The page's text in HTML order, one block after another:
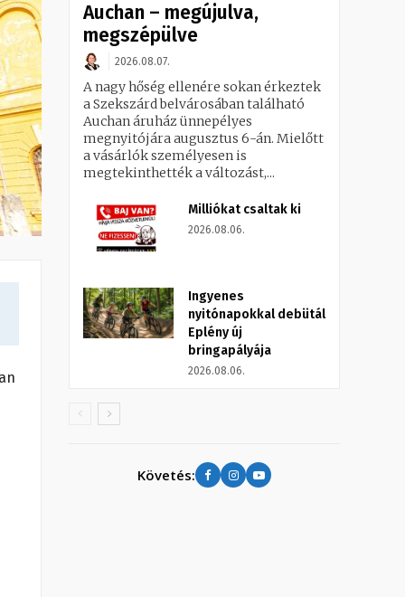
Auchan – megújulva,
megszépülve
2026.08.07.
A nagy hőség ellenére sokan érkeztek
a Szekszárd belvárosában található
Auchan áruház ünnepélyes
megnyitójára augusztus 6-án. Mielőtt
a vásárlók személyesen is
megtekinthették a változást,...
Milliókat csaltak ki
2026.08.06.
Ingyenes
nyitónapokkal debütál
Eplény új
bringapályája
2026.08.06.
Követés: